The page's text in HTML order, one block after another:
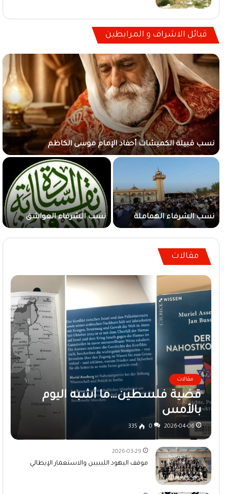
قبائل الاشراف و المرابطين
نسب قبيلة الكميشات أحفاد الإمام موسى الكاظم
نسب الشرفاء الهماملة نسب الشرفاء العواشق
مقالات
مقالات
قضية فلسطين…ما أشبه اليوم
بالأمس
2026-04-06
0
335
2026-03-29
موقف اليهود الليبيين والاستعمار الإيطالي